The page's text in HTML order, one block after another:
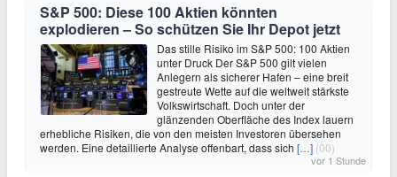
S&P 500: Diese 100 Aktien könnten
explodieren – So schützen Sie Ihr Depot jetzt
Das stille Risiko im S&P 500: 100 Aktien
unter Druck Der S&P 500 gilt vielen
Anlegern als sicherer Hafen – eine breit
gestreute Wette auf die weltweit stärkste
Volkswirtschaft. Doch unter der
glänzenden Oberfläche des Index lauern
erhebliche Risiken, die von den meisten Investoren übersehen
werden. Eine detaillierte Analyse offenbart, dass sich […] (00)
vor 1 Stunde